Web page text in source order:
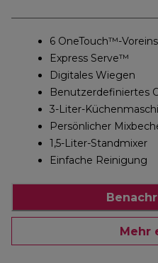
6 OneTouch™-
Express Serve™
Digitales Wiegen
Benutzerdefiniertes
3-Liter-
Persönlicher
1,5-Liter-Standmixer
Einfache Reinigung
Mehr